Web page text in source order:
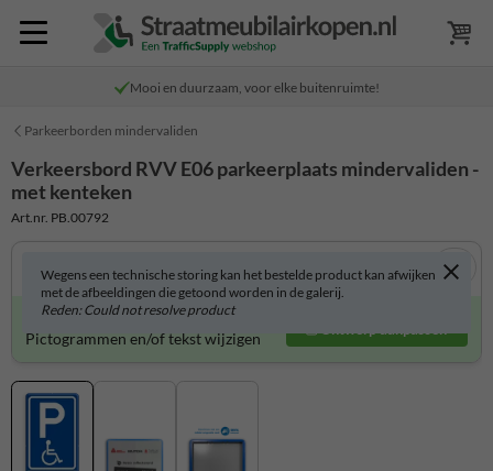
Mooi en duurzaam, voor elke buitenruimte!
Parkeerborden mindervaliden
Verkeersbord RVV E06 parkeerplaats mindervaliden -
met kenteken
Art.nr. PB.00792
Wegens een technische storing kan het bestelde product kan afwijken
met de afbeeldingen die getoond worden in de galerij.
Reden: Could not resolve product
Verkeersbord zelf aanpassen?
Pictogrammen en/of tekst wijzigen
Ontwerp aanpassen